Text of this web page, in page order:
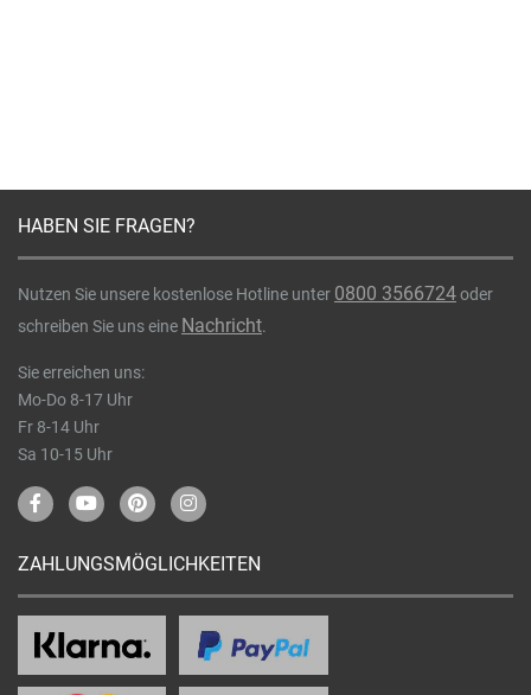
HABEN SIE FRAGEN?
Nutzen Sie unsere kostenlose Hotline unter 0800 3566724oder
schreiben Sie uns eine Nachricht.
Sie erreichen uns:
Mo-Do 8-17 Uhr
Fr 8-14 Uhr
Sa 10-15 Uhr
ZAHLUNGSMÖGLICHKEITEN